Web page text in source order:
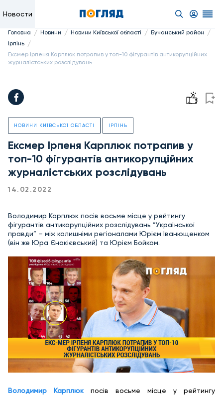
Новости
Головна / Новини / Новини Київської області / Бучанський район /
Ірпінь /
Ексмер Ірпеня Карплюк потрапив у топ-10 фігурантів антикорупційних
журналістських розслідувань
НОВИНИ КИЇВСЬКОЇ ОБЛАСТІ ІРПІНЬ
Ексмер Ірпеня Карплюк потрапив у
топ-10 фігурантів антикорупційних
журналістських розслідувань
14.02.2022
Володимир Карплюк посів восьме місце у рейтингу
фігурантів антикорупційних розслідувань “Української
правди” – між колишніми регіоналами Юрієм Іванющенком
(він же Юра Єнакієвський) та Юрієм Бойком.
Володимир Карплюкпосів восьме місце у рейтингу